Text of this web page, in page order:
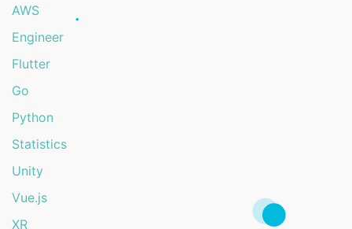
AWS
Engineer
Flutter
Go
Python
Statistics
Unity
Vue.js
XR